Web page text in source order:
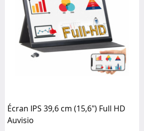
Écran IPS 39,6 cm (15,6") Full HD
Auvisio